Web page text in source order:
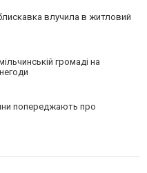
влучила в житловий
громаді на
попереджають про